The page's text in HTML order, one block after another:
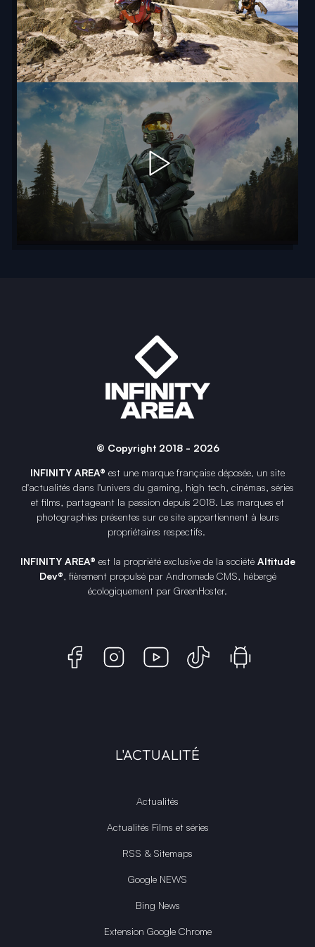
© Copyright 2018 - 2026
INFINITY AREA® est une marque française déposée, un site
d'actualités dans l'univers du gaming, high tech, cinémas, séries
et films, partageant la passion depuis 2018. Les marques et
photographies présentes sur ce site appartiennent à leurs
propriétaires respectifs.
INFINITY AREA® est la propriété exclusive de la société Altitude
Dev®, fièrement propulsé par Andromede CMS, hébergé
écologiquement par GreenHoster.
L'ACTUALITÉ
Actualités
Actualités Films et séries
RSS & Sitemaps
Google NEWS
Bing News
Extension Google Chrome